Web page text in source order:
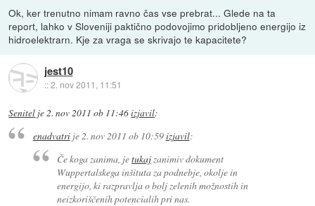
Ok, ker trenutno nimam ravno čas vse prebrat... Glede na ta
report, lahko v Sloveniji paktično podovojimo pridobljeno energijo iz
hidroelektrarn. Kje za vraga se skrivajo te kapacitete?
jest10
::2. nov 2011, 11:51
Senitel je2. nov 2011 ob 11:46izjavil:
enadvatrije2. nov 2011 ob 10:59izjavil:
Če koga zanima, jetukajzanimiv dokument
Wuppertalskega inšituta za podnebje, okolje in
energijo, ki razpravlja o bolj zelenih možnostih in
neizkoriščenih potencialih pri nas.